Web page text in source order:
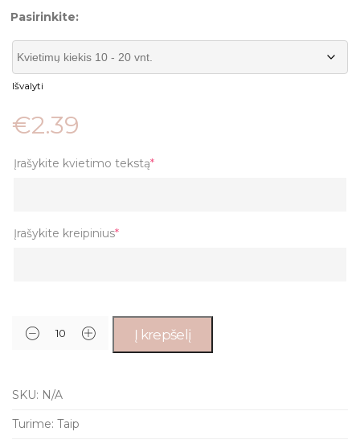
Pasirinkite:
Išvalyti
€2.39
Įrašykite kvietimo tekstą*
Įrašykite kreipinius*
Į krepšelį
SKU: N/A
Turime: Taip